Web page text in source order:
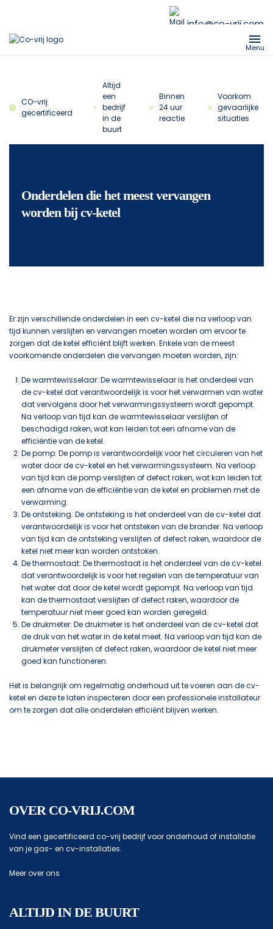
info@co-vrij.com
Menu
CO-vrij
gecertificeerd
Altijd
een
bedrijf
in de
buurt
Binnen
24 uur
reactie
Voorkom
gevaarlijke
situaties
Onderdelen die het meest vervangen
worden bij cv-ketel
Er zijn verschillende onderdelen in een cv-ketel die na verloop van
tijd kunnen verslijten en vervangen moeten worden om ervoor te
zorgen dat de ketel efficiënt blijft werken. Enkele van de meest
voorkomende onderdelen die vervangen moeten worden, zijn:
De warmtewisselaar: De warmtewisselaar is het onderdeel van
de cv-ketel dat verantwoordelijk is voor het verwarmen van water
dat vervolgens door het verwarmingssysteem wordt gepompt.
Na verloop van tijd kan de warmtewisselaar verslijten of
beschadigd raken, wat kan leiden tot een afname van de
efficiëntie van de ketel.
De pomp: De pomp is verantwoordelijk voor het circuleren van het
water door de cv-ketel en het verwarmingssysteem. Na verloop
van tijd kan de pomp verslijten of defect raken, wat kan leiden tot
een afname van de efficiëntie van de ketel en problemen met de
verwarming.
De ontsteking: De ontsteking is het onderdeel van de cv-ketel dat
verantwoordelijk is voor het ontsteken van de brander. Na verloop
van tijd kan de ontsteking verslijten of defect raken, waardoor de
ketel niet meer kan worden ontstoken.
De thermostaat: De thermostaat is het onderdeel van de cv-ketel
dat verantwoordelijk is voor het regelen van de temperatuur van
het water dat door de ketel wordt gepompt. Na verloop van tijd
kan de thermostaat verslijten of defect raken, waardoor de
temperatuur niet meer goed kan worden geregeld.
De drukmeter: De drukmeter is het onderdeel van de cv-ketel dat
de druk van het water in de ketel meet. Na verloop van tijd kan de
drukmeter verslijten of defect raken, waardoor de ketel niet meer
goed kan functioneren.
Het is belangrijk om regelmatig onderhoud uit te voeren aan de cv-
ketel en deze te laten inspecteren door een professionele installateur
om te zorgen dat alle onderdelen efficiënt blijven werken.
OVER CO-VRIJ.COM
Vind een gecertificeerd co-vrij bedrijf voor onderhoud of installatie
van je gas- en cv-installaties.
Meer over ons
ALTIJD IN DE BUURT